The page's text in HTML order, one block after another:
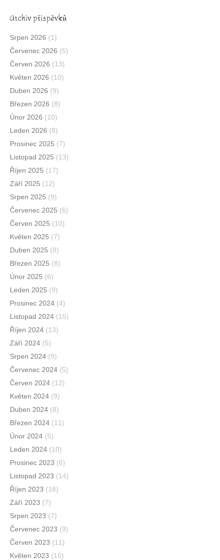
Archív příspěvků
Srpen 2026 (1)
Červenec 2026 (5)
Červen 2026 (13)
Květen 2026 (10)
Duben 2026 (9)
Březen 2026 (8)
Únor 2026 (10)
Leden 2026 (8)
Prosinec 2025 (7)
Listopad 2025 (13)
Říjen 2025 (17)
Září 2025 (12)
Srpen 2025 (9)
Červenec 2025 (6)
Červen 2025 (10)
Květen 2025 (7)
Duben 2025 (8)
Březen 2025 (8)
Únor 2025 (6)
Leden 2025 (9)
Prosinec 2024 (4)
Listopad 2024 (15)
Říjen 2024 (13)
Září 2024 (5)
Srpen 2024 (9)
Červenec 2024 (5)
Červen 2024 (12)
Květen 2024 (9)
Duben 2024 (8)
Březen 2024 (11)
Únor 2024 (5)
Leden 2024 (10)
Prosinec 2023 (6)
Listopad 2023 (14)
Říjen 2023 (18)
Září 2023 (7)
Srpen 2023 (7)
Červenec 2023 (9)
Červen 2023 (11)
Květen 2023 (10)